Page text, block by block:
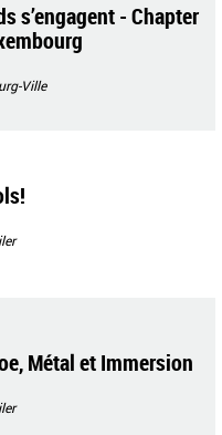
s’engagent - Chapter
Ville
Métal et Immersion